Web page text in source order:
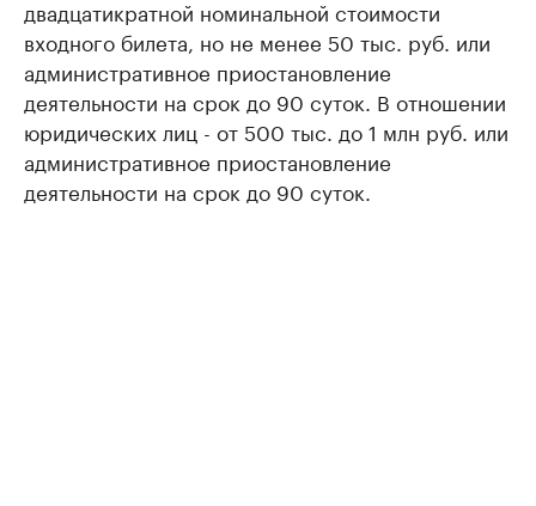
двадцатикратной номинальной стоимости
входного билета, но не менее 50 тыс. руб. или
административное приостановление
деятельности на срок до 90 суток. В отношении
юридических лиц - от 500 тыс. до 1 млн руб. или
административное приостановление
деятельности на срок до 90 суток.